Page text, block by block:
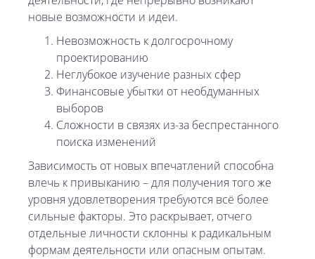
новые возможности и идеи.
Невозможность к долгосрочному
проектированию
Неглубокое изучение разных сфер
Финансовые убытки от необдуманных
выборов
Сложности в связях из-за беспрестанного
поиска изменений
Зависимость от новых впечатлений способна
влечь к привыканию – для получения того же
уровня удовлетворения требуются всё более
сильные факторы. Это раскрывает, отчего
отдельные личности склонны к радикальным
формам деятельности или опасным опытам.